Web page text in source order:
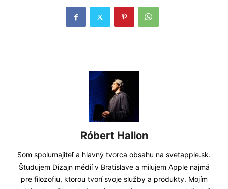
Róbert Hallon
Som spolumajiteľ a hlavný tvorca obsahu na svetapple.sk.
Študujem Dizajn médií v Bratislave a milujem Apple najmä
pre filozofiu, ktorou tvorí svoje služby a produkty. Mojím